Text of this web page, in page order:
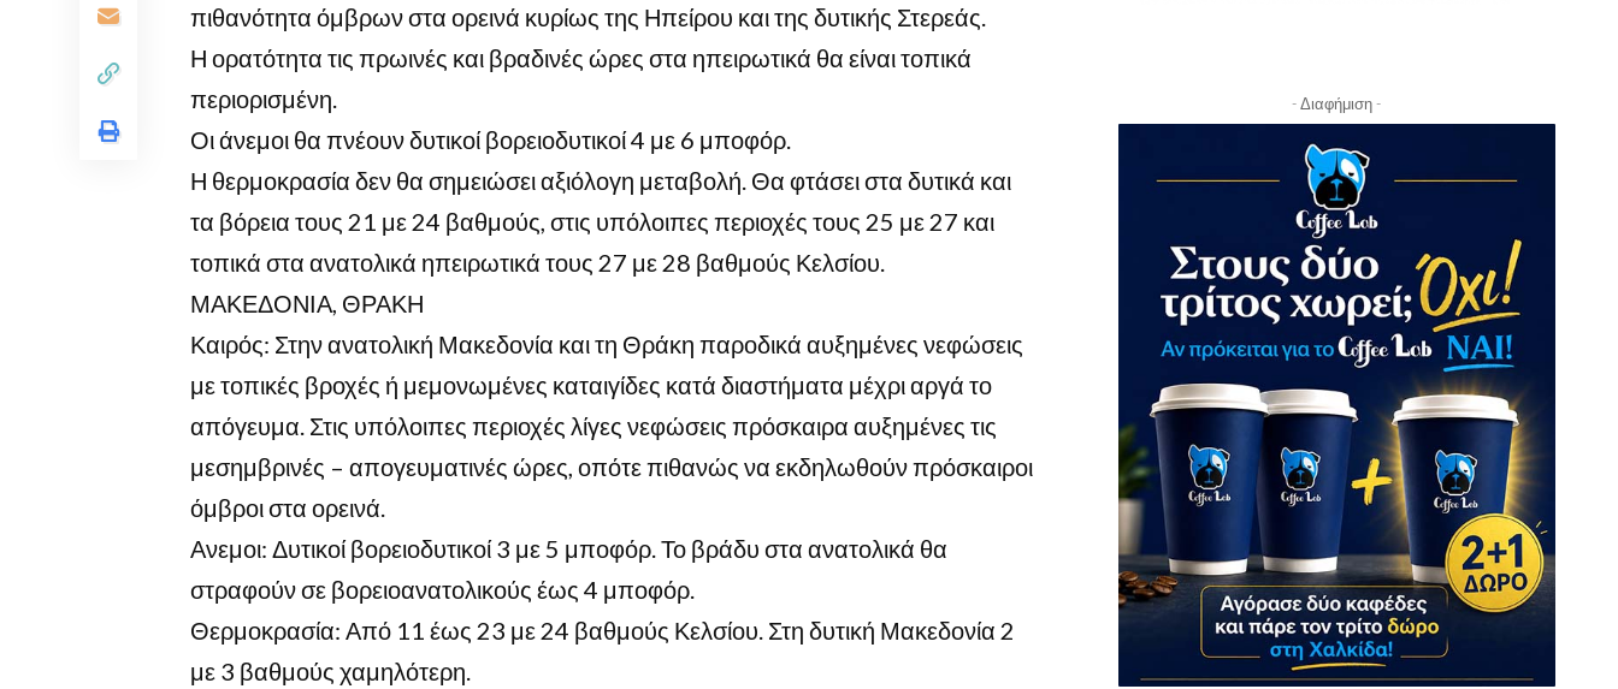
πιθανότητα όμβρων στα ορεινά κυρίως της Ηπείρου και της δυτικής Στερεάς.
Η ορατότητα τις πρωινές και βραδινές ώρες στα ηπειρωτικά θα είναι τοπικά
περιορισμένη.
Οι άνεμοι θα πνέουν δυτικοί βορειοδυτικοί 4 με 6 μποφόρ.
Η θερμοκρασία δεν θα σημειώσει αξιόλογη μεταβολή. Θα φτάσει στα δυτικά και
τα βόρεια τους 21 με 24 βαθμούς, στις υπόλοιπες περιοχές τους 25 με 27 και
τοπικά στα ανατολικά ηπειρωτικά τους 27 με 28 βαθμούς Κελσίου.
ΜΑΚΕΔΟΝΙΑ, ΘΡΑΚΗ
Καιρός: Στην ανατολική Μακεδονία και τη Θράκη παροδικά αυξημένες νεφώσεις
με τοπικές βροχές ή μεμονωμένες καταιγίδες κατά διαστήματα μέχρι αργά το
απόγευμα. Στις υπόλοιπες περιοχές λίγες νεφώσεις πρόσκαιρα αυξημένες τις
μεσημβρινές – απογευματινές ώρες, οπότε πιθανώς να εκδηλωθούν πρόσκαιροι
όμβροι στα ορεινά.
Ανεμοι: Δυτικοί βορειοδυτικοί 3 με 5 μποφόρ. Το βράδυ στα ανατολικά θα
στραφούν σε βορειοανατολικούς έως 4 μποφόρ.
Θερμοκρασία: Από 11 έως 23 με 24 βαθμούς Κελσίου. Στη δυτική Μακεδονία 2
με 3 βαθμούς χαμηλότερη.
- Διαφήμιση -